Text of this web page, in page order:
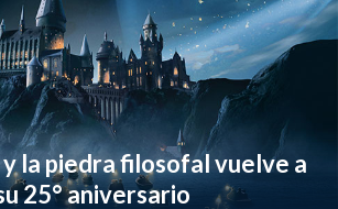
la piedra filosofal vuelve a
25° aniversario